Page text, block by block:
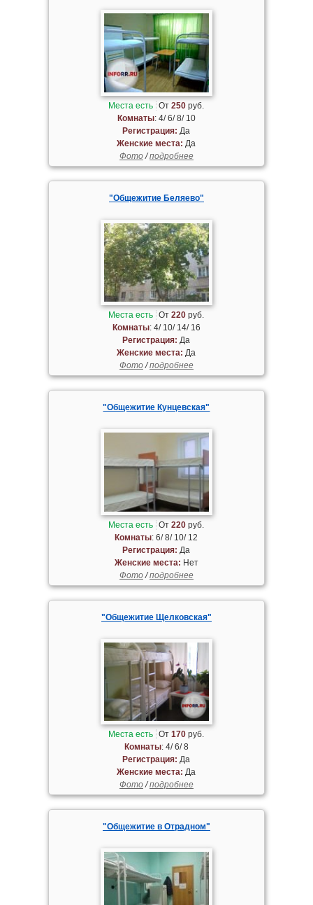
Места есть От250 руб.
Комнаты: 4/ 6/ 8/ 10
Регистрация: Да
Женские места: Да
Фото/подробнее
"Общежитие Беляево"
Места есть От220 руб.
Комнаты: 4/ 10/ 14/ 16
Регистрация: Да
Женские места: Да
Фото/подробнее
"Общежитие Кунцевская"
Места есть От220 руб.
Комнаты: 6/ 8/ 10/ 12
Регистрация: Да
Женские места: Нет
Фото/подробнее
"Общежитие Щелковская"
Места есть От170 руб.
Комнаты: 4/ 6/ 8
Регистрация: Да
Женские места: Да
Фото/подробнее
"Общежитие в Отрадном"